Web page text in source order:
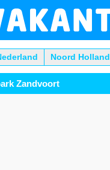
Noord Holland
Zandvoort